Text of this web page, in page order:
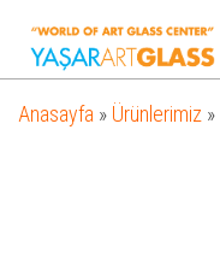
Anasayfa » Ürünlerimiz »